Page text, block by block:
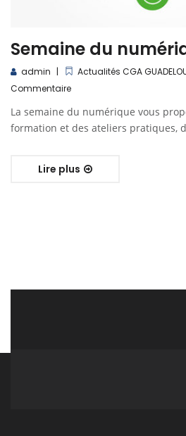
Semaine du
admin Actualités CGA
Commentaire
La semaine du numérique vous
formation et des ateliers pratiques,
Lire plus